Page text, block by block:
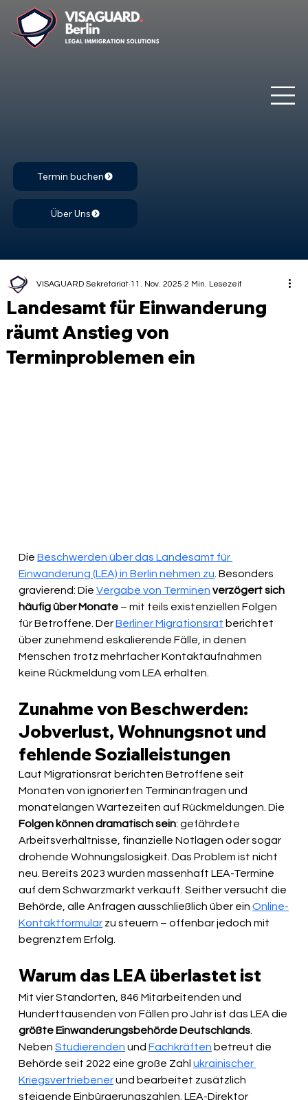
Termin buchen
Über Uns
Landesamt für Einwanderung
räumt Anstieg von
Terminproblemen ein
VISAGUARD Sekretariat 11. Nov. 2025 2 Min. Lesezeit
Die Beschwerden über das Landesamt für
Einwanderung (LEA) in Berlin nehmen zu . Besonders
gravierend: Die Vergabe von Terminen verzögert sich
häufig über Monate – mit teils existenziellen Folgen
für Betroffene. Der Berliner Migrationsrat berichtet
über zunehmend eskalierende Fälle, in denen
Menschen trotz mehrfacher Kontaktaufnahmen
keine Rückmeldung vom LEA erhalten.
Zunahme von Beschwerden:
Jobverlust, Wohnungsnot und
fehlende Sozialleistungen
Laut Migrationsrat berichten Betroffene seit
Monaten von ignorierten Terminanfragen und
monatelangen Wartezeiten auf Rückmeldungen. Die
Folgen können dramatisch sein: gefährdete
Arbeitsverhältnisse, finanzielle Notlagen oder sogar
drohende Wohnungslosigkeit. Das Problem ist nicht
neu. Bereits 2023 wurden massenhaft LEA-Termine
auf dem Schwarzmarkt verkauft. Seither versucht die
Behörde, alle Anfragen ausschließlich über ein Online-
Kontaktformular zu steuern – offenbar jedoch mit
begrenztem Erfolg.
Warum das LEA überlastet ist
Mit vier Standorten, 846 Mitarbeitenden und
Hunderttausenden von Fällen pro Jahr ist das LEA die
größte Einwanderungsbehörde Deutschlands
Neben Studierenden und Fachkräften betreut die
Behörde seit 2022 eine große Zahl ukrainischer
Kriegsvertriebener und bearbeitet zusätzlich
steigende Einbürgerungszahlen. LEA-Direktor